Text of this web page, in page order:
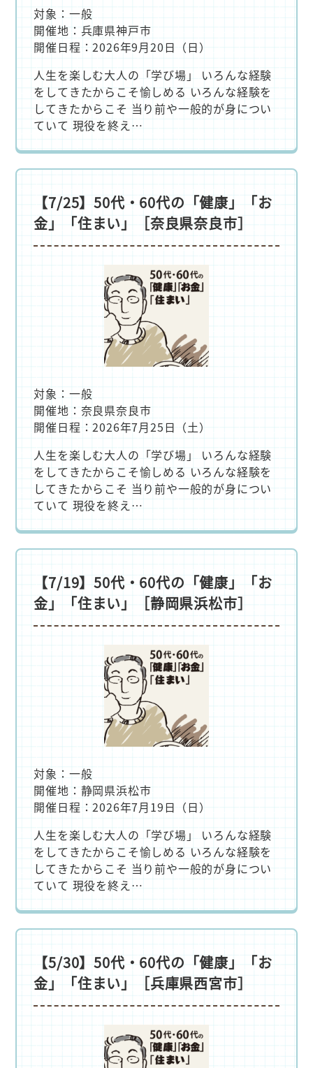
対象：一般
開催地：兵庫県神戸市
開催日程：2026年9月20日（日）
人生を楽しむ大人の「学び場」 いろんな経験
をしてきたからこそ愉しめる いろんな経験を
してきたからこそ 当り前や一般的が身につい
ていて 現役を終え…
【7/25】50代・60代の「健康」「お
金」「住まい」［奈良県奈良市］
対象：一般
開催地：奈良県奈良市
開催日程：2026年7月25日（土）
人生を楽しむ大人の「学び場」 いろんな経験
をしてきたからこそ愉しめる いろんな経験を
してきたからこそ 当り前や一般的が身につい
ていて 現役を終え…
【7/19】50代・60代の「健康」「お
金」「住まい」［静岡県浜松市］
対象：一般
開催地：静岡県浜松市
開催日程：2026年7月19日（日）
人生を楽しむ大人の「学び場」 いろんな経験
をしてきたからこそ愉しめる いろんな経験を
してきたからこそ 当り前や一般的が身につい
ていて 現役を終え…
【5/30】50代・60代の「健康」「お
金」「住まい」［兵庫県西宮市］